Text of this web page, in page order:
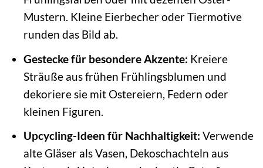
Mustern. Kleine Eierbecher oder Tiermotive
runden das Bild ab.
Gestecke für besondere Akzente: Kreiere
Sträuße aus frühen Frühlingsblumen und
dekoriere sie mit Ostereiern, Federn oder
kleinen Figuren.
Upcycling-Ideen für Nachhaltigkeit: Verwende
alte Gläser als Vasen, Dekoschachteln aus